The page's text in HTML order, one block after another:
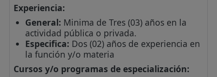
Experiencia:
General: Minima de Tres (03) años en la
actividad pública o privada.
Especifica: Dos (02) años de experiencia en
la función y/o materia
Cursos y/o programas de especialización: